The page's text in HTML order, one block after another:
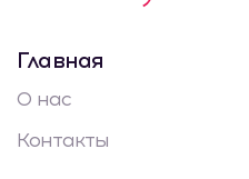
Главная
О нас
Контакты